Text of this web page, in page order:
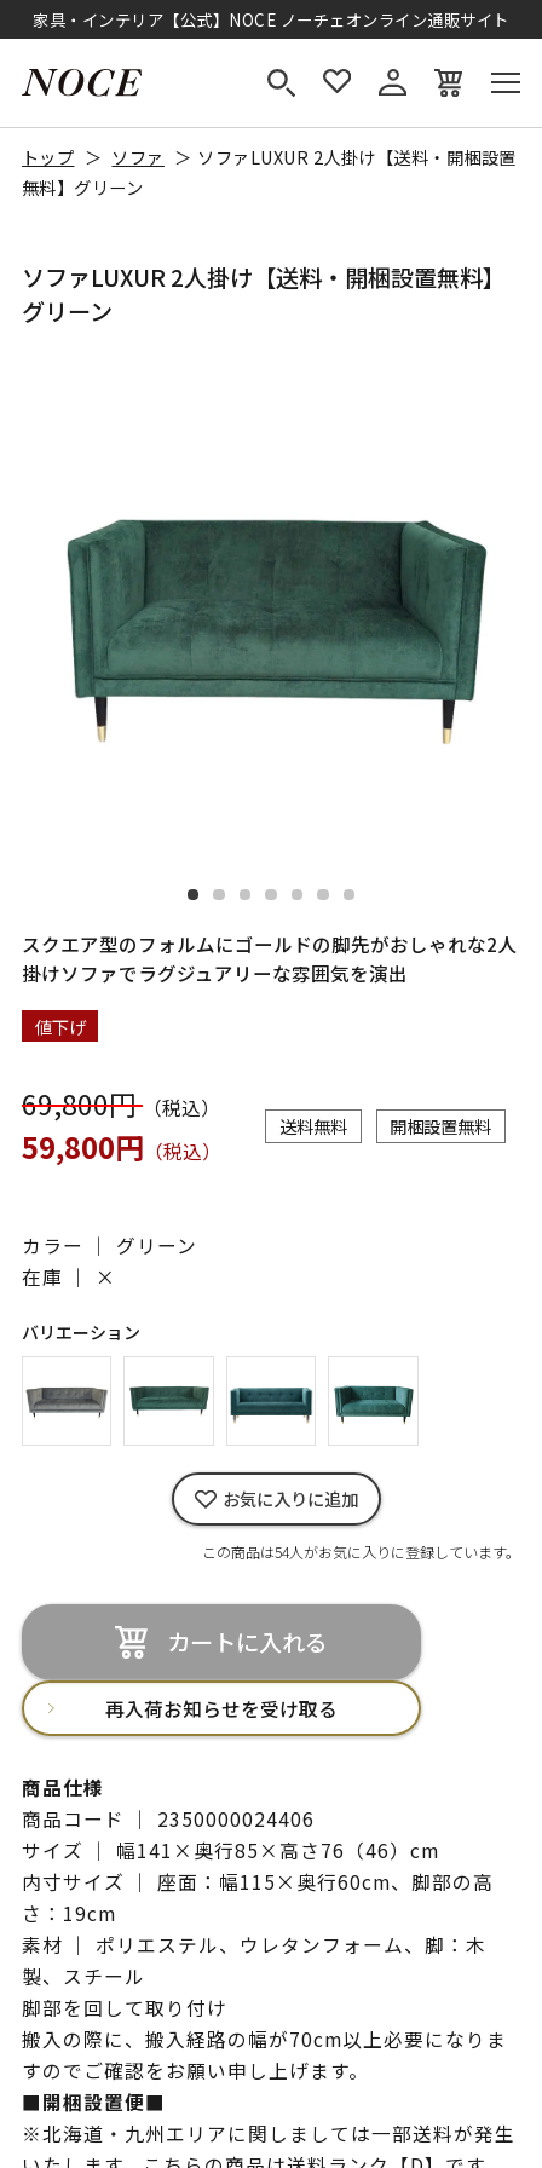
家具・インテリア【公式】NOCE ノーチェオンライン通販サイト
トップ ソファ
ソファLUXUR 2人掛け【送料・開梱設置
無料】グリーン
ソファLUXUR 2人掛け【送料・開梱設置無料】
グリーン
スクエア型のフォルムにゴールドの脚先がおしゃれな2人
掛けソファでラグジュアリーな雰囲気を演出
値下げ
69,800円（税込）
59,800円 （税込）
送料無料 開梱設置無料
カラー ｜ グリーン
在庫 ｜
×
バリエーション
お気に入りに追加
この商品は54人がお気に入りに登録しています。
カートに入れる
再入荷お知らせを受け取る
商品仕様
商品コード ｜ 2350000024406
サイズ ｜ 幅141×奥行85×高さ76（46）cm
内寸サイズ ｜ 座面：幅115×奥行60cm、脚部の高
さ：19cm
素材 ｜ ポリエステル、ウレタンフォーム、脚：木
製、スチール
脚部を回して取り付け
搬入の際に、搬入経路の幅が70cm以上必要になりま
すのでご確認をお願い申し上げます。
■開梱設置便■
※北海道・九州エリアに関しましては一部送料が発生